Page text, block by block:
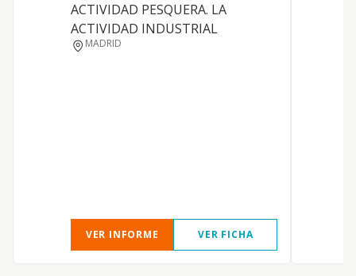
ACTIVIDAD PESQUERA. LA
ACTIVIDAD INDUSTRIAL
MADRID
VER INFORME VER FICHA